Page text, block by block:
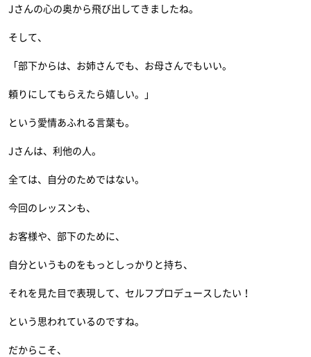
Jさんの心の奥から飛び出してきましたね。
そして、
「部下からは、お姉さんでも、お母さんでもいい。
頼りにしてもらえたら嬉しい。」
という愛情あふれる言葉も。
Jさんは、利他の人。
全ては、自分のためではない。
今回のレッスンも、
お客様や、部下のために、
自分というものをもっとしっかりと持ち、
それを見た目で表現して、セルフプロデュースしたい！
という思われているのですね。
だからこそ、